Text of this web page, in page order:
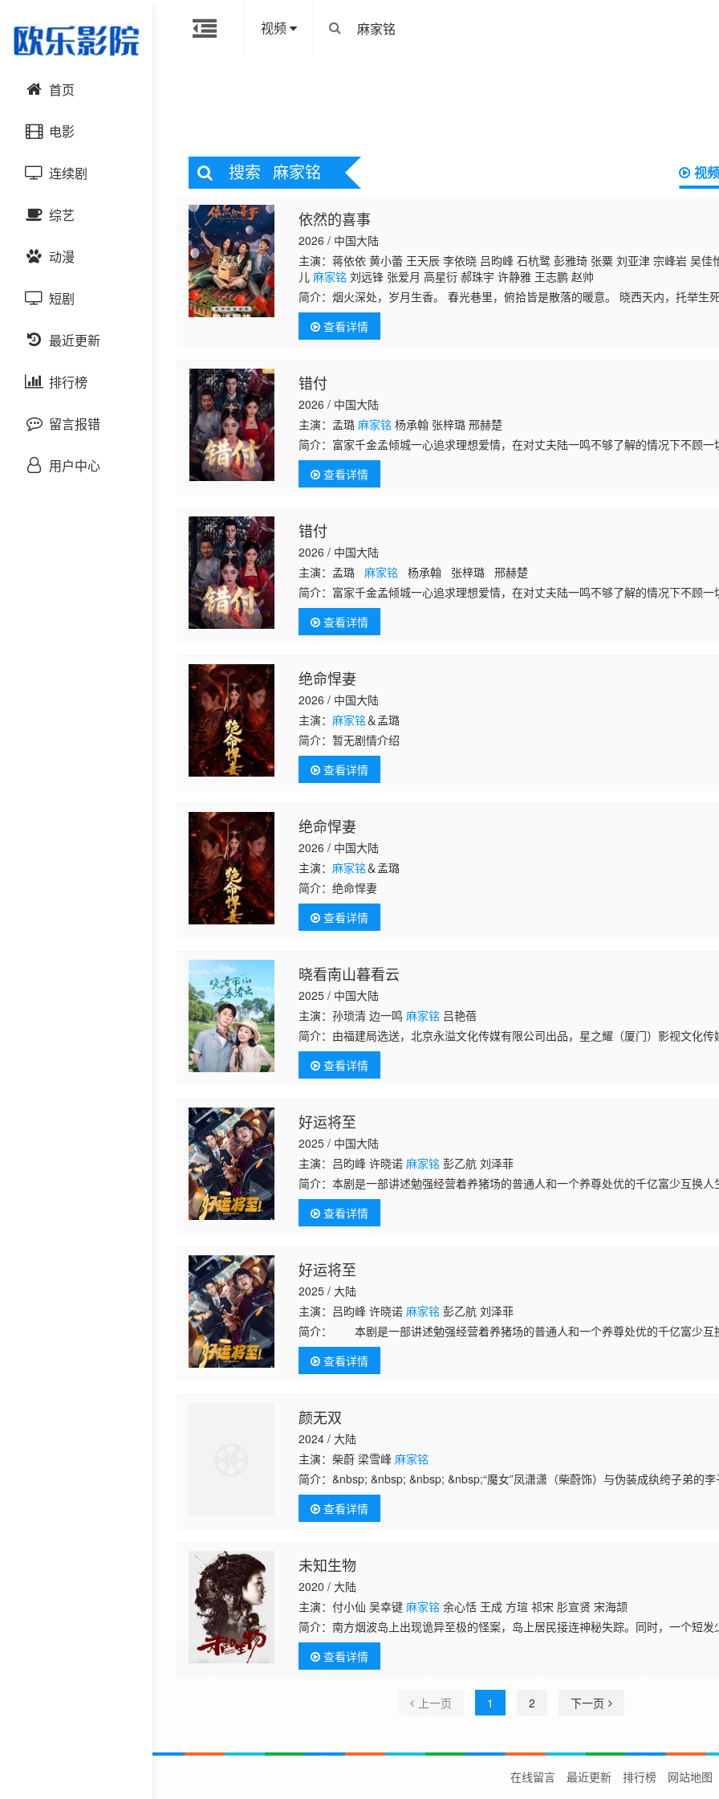
视频
首页
电影
动作片
喜剧片
爱情片
科幻片
恐怖片
剧情片
战争片
悬疑片
连续剧
国产剧
港台剧
日韩剧
欧美剧
泰国剧
综艺
大陆综艺
日韩综艺
港台综艺
欧美综艺
动漫
国产动漫
日韩动漫
欧美动漫
短剧
最近更新
排行榜
留言报错
用户中心
搜索 麻家铭 视频
依然的喜事
2026 / 中国大陆
主演：蒋依依 黄小蕾 王天辰 李依晓 吕昀峰 石杭鹭 彭雅琦 张粟 刘亚津 宗峰岩 吴佳
儿麻家铭 刘远锋 张爱月 高星衍 郝珠宇 许静雅 王志鹏 赵帅
简介：烟火深处，岁月生香。 春光巷里，俯拾皆是散落的暖意。 晓西天内，托举生
在“喜事”的缝隙里，悄然发芽、生长。
查看详情
错付
2026 / 中国大陆
主演：孟璐麻家铭 杨承翰 张梓璐 邢赫楚
简介： 富家千金孟倾城一心追求理想爱情，在对丈夫陆一鸣不够了解的情况下不顾一
受欺负迫害，痛苦绝望，甚至险些丧命。后在清廉正直的御史萧慕白和好友安宁的鼓
心，忍辱负重归来逆袭，用
查看详情
错付
2026 / 中国大陆
主演：孟璐麻家铭 杨承翰 张梓璐 邢赫楚
简介： 富家千金孟倾城一心追求理想爱情，在对丈夫陆一鸣不够了解的情况下不顾一
受欺负迫害，痛苦绝望，甚至险些丧命。后在清廉正直的御史萧慕白和好友安宁的鼓
心，忍辱负重归来逆袭，用
查看详情
绝命悍妻
2026 / 中国大陆
主演：麻家铭＆孟璐
简介：暂无剧情介绍
查看详情
绝命悍妻
2026 / 中国大陆
主演：麻家铭＆孟璐
简介：绝命悍妻
查看详情
晓看南山暮看云
2025 / 中国大陆
主演：孙琐清 边一鸣麻家铭 吕艳蓓
简介： 由福建局选送，北京永溢文化传媒有限公司出品，星之耀（厦门）影视文化传
作，15分钟*24集，取景地为四川省成都市都江堰茶溪谷、彭镇、弥上百年老院等。
底南水村开发项目
查看详情
好运将至
2025 / 中国大陆
主演：吕昀峰 许晓诺麻家铭 彭乙航 刘泽菲
简介：本剧是一部讲述勉强经营着养猪场的普通人和一个养尊处优的千亿富少互换人
养猪场老板何方与金氏集团的二公子金宵长相一模一样，原本毫不相干的两个人，在
份，千亿富少不得不经营
查看详情
好运将至
2025 / 大陆
主演：吕昀峰 许晓诺麻家铭 彭乙航 刘泽菲
简介：
本剧是一部讲述勉强经营着养猪场的普通人和一个养尊处优的千亿富少互
剧。养猪场老板何方与金氏集团的二公子金宵长相一模一样，原本毫不相干的两个人
了身份，千亿富少不得不
查看详情
颜无双
2024 / 大陆
主演：柴蔚 梁雪峰麻家铭
简介：&nbsp; &nbsp; &nbsp; &nbsp;“魔女”凤潇潇（柴蔚饰）与伪装成纨绔子弟的
外邂逅，两人从最初的针锋相对、彼此猜忌，到后来的心心相印、并肩作战，共同经
查看详情
未知生物
2020 / 大陆
主演：付小仙 吴幸键麻家铭 余心恬 王成 方瑄 祁宋 肜宣贤 宋海颉
简介：南方烟波岛上出现诡异至极的怪案，岛上居民接连神秘失踪。同时，一个短发
然来到小镇，似乎与失踪事件极为关联。为了找到失踪的好友游尚杰（祁宋 饰），小
幸键 饰）和张宇轩
查看详情
上一页 1 2 下一页
在线留言 最近更新 排行榜
网站地图